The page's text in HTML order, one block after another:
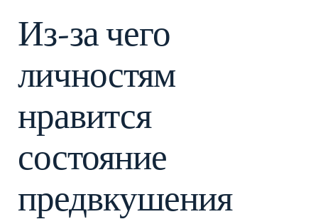
Из-за чего
личностям
нравится
состояние
предвкушения